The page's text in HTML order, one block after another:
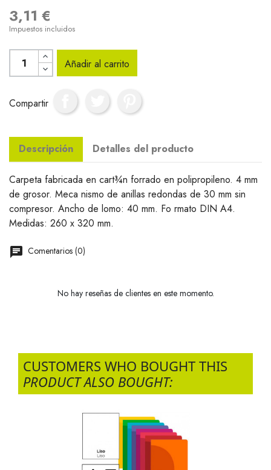
3,11 €
Impuestos incluidos
Añadir al carrito
Compartir
Descripción Detalles del producto
Carpeta fabricada en cart¾n forrado en polipropileno. 4 mm
de grosor. Meca nismo de anillas redondas de 30 mm sin
compresor. Ancho de lomo: 40 mm. Fo rmato DIN A4.
Medidas: 260 x 320 mm.
Comentarios (0)
No hay reseñas de clientes en este momento.
CUSTOMERS WHO BOUGHT THIS
PRODUCT ALSO BOUGHT: